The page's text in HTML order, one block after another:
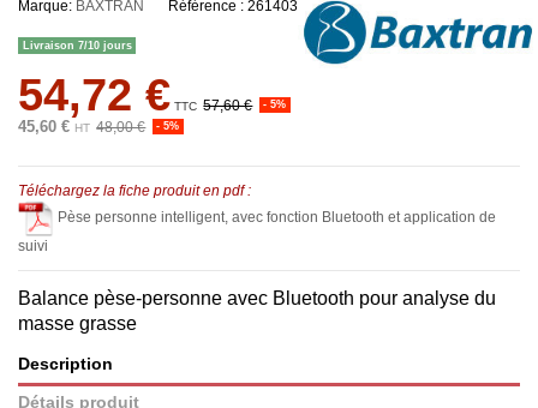
Marque: BAXTRAN Référence : 261403-GI
Livraison 7/10 jours
54,72 € TTC 57,60 € - 5%
45,60 € HT 48,00 € - 5%
Téléchargez la fiche produit en pdf :
Pèse personne intelligent, avec fonction Bluetooth et application de
suivi
Balance pèse-personne avec Bluetooth pour analyse du
masse grasse
Description
Détails produit